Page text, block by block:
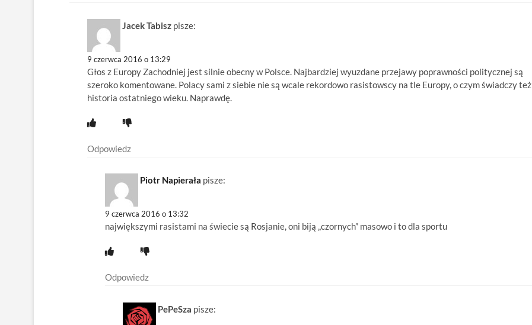
Jacek Tabisz pisze:
9 czerwca 2016 o 13:29
Głos z Europy Zachodniej jest silnie obecny w Polsce. Najbardziej wyuzdane przejawy poprawności politycznej są
szeroko komentowane. Polacy sami z siebie nie są wcale rekordowo rasistowscy na tle Europy, o czym świadczy też
historia ostatniego wieku. Naprawdę.
Odpowiedz
Piotr Napierała pisze:
9 czerwca 2016 o 13:32
największymi rasistami na świecie są Rosjanie, oni biją „czornych” masowo i to dla sportu
Odpowiedz
PePeSza pisze: